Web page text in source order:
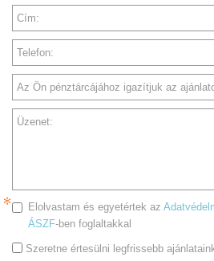
Cím:
Telefon:
Az Ön pénztárcájához igazítjuk az
Üzenet:
Elolvastam és egyetértek az
ÁSZF-ben foglaltakkal
Szeretne értesülni legfrissebb